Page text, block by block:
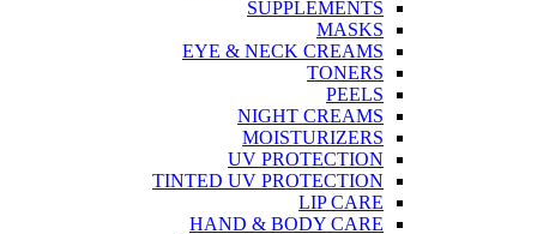
SUPPLEMENTS
MASKS
EYE & NECK CREAMS
TONERS
PEELS
NIGHT CREAMS
MOISTURIZERS
UV PROTECTION
TINTED UV PROTECTION
LIP CARE
HAND & BODY CARE